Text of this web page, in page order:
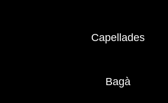
Capellades
Bagà